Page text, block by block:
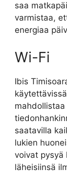
saa
varmistaa,
energiaa
Wi-Fi
Ibis
saatavilla
lukien
voivat pysyä
läheisiinsä